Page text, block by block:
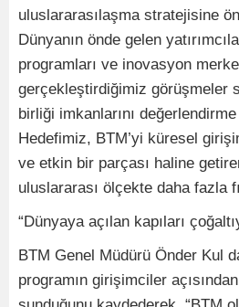
uluslararasılaşma stratejisine
Dünyanın önde gelen
programları ve inovasyon
gerçekleştirdiğimiz görüşmeler
birliği imkanlarını
Hedefimiz, BTM’yi küresel
ve etkin bir parçası haline
uluslararası ölçekte daha fazla
“Dünyaya açılan kapıları
BTM Genel Müdürü Önder Kul
programın girişimciler